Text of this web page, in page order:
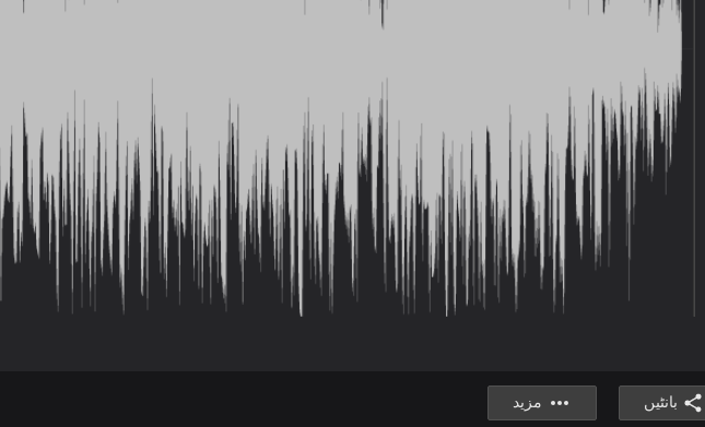
بانٹیں مزید